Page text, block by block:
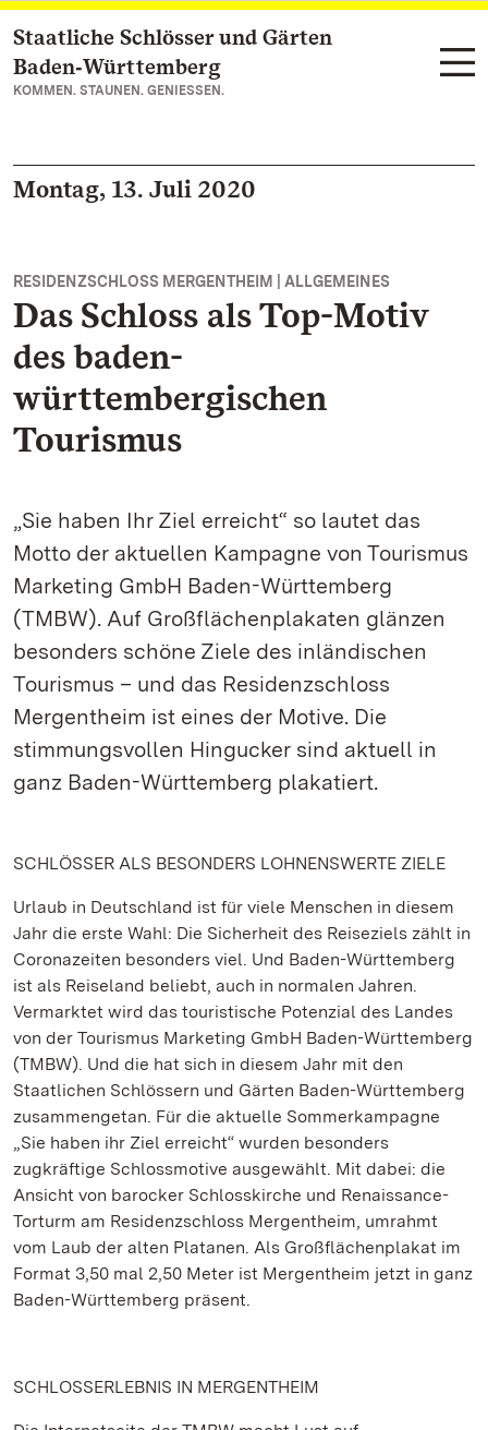
Zum Hauptinhalt springen
Staatliche Schlösser und Gärten
Baden‑Württemberg
KOMMEN. STAUNEN. GENIESSEN.
Montag, 13. Juli 2020
RESIDENZSCHLOSS MERGENTHEIM | ALLGEMEINES
Das Schloss als Top-Motiv
des baden-
württembergischen
Tourismus
„Sie haben Ihr Ziel erreicht“ so lautet das
Motto der aktuellen Kampagne von Tourismus
Marketing GmbH Baden-Württemberg
(TMBW). Auf Großflächenplakaten glänzen
besonders schöne Ziele des inländischen
Tourismus – und das Residenzschloss
Mergentheim ist eines der Motive. Die
stimmungsvollen Hingucker sind aktuell in
ganz Baden-Württemberg plakatiert.
SCHLÖSSER ALS BESONDERS LOHNENSWERTE ZIELE
Urlaub in Deutschland ist für viele Menschen in diesem
Jahr die erste Wahl: Die Sicherheit des Reiseziels zählt in
Coronazeiten besonders viel. Und Baden-Württemberg
ist als Reiseland beliebt, auch in normalen Jahren.
Vermarktet wird das touristische Potenzial des Landes
von der Tourismus Marketing GmbH Baden-Württemberg
(TMBW). Und die hat sich in diesem Jahr mit den
Staatlichen Schlössern und Gärten Baden-Württemberg
zusammengetan. Für die aktuelle Sommerkampagne
„Sie haben ihr Ziel erreicht“ wurden besonders
zugkräftige Schlossmotive ausgewählt. Mit dabei: die
Ansicht von barocker Schlosskirche und Renaissance-
Torturm am Residenzschloss Mergentheim, umrahmt
vom Laub der alten Platanen. Als Großflächenplakat im
Format 3,50 mal 2,50 Meter ist Mergentheim jetzt in ganz
Baden-Württemberg präsent.
SCHLOSSERLEBNIS IN MERGENTHEIM